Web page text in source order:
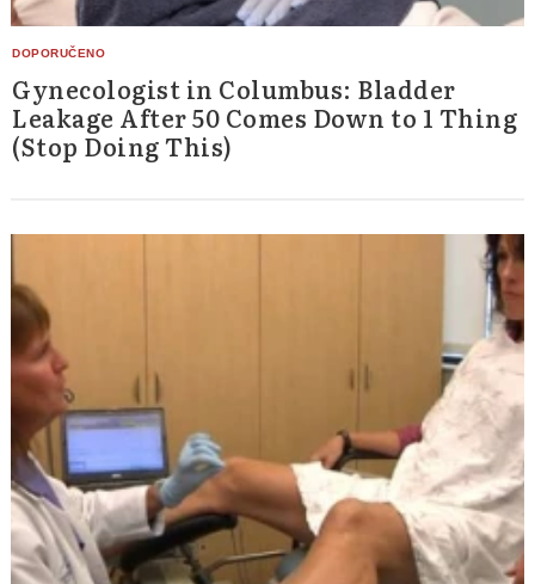
Gynecologist in Columbus: Bladder
Leakage After 50 Comes Down to 1 Thing
(Stop Doing This)